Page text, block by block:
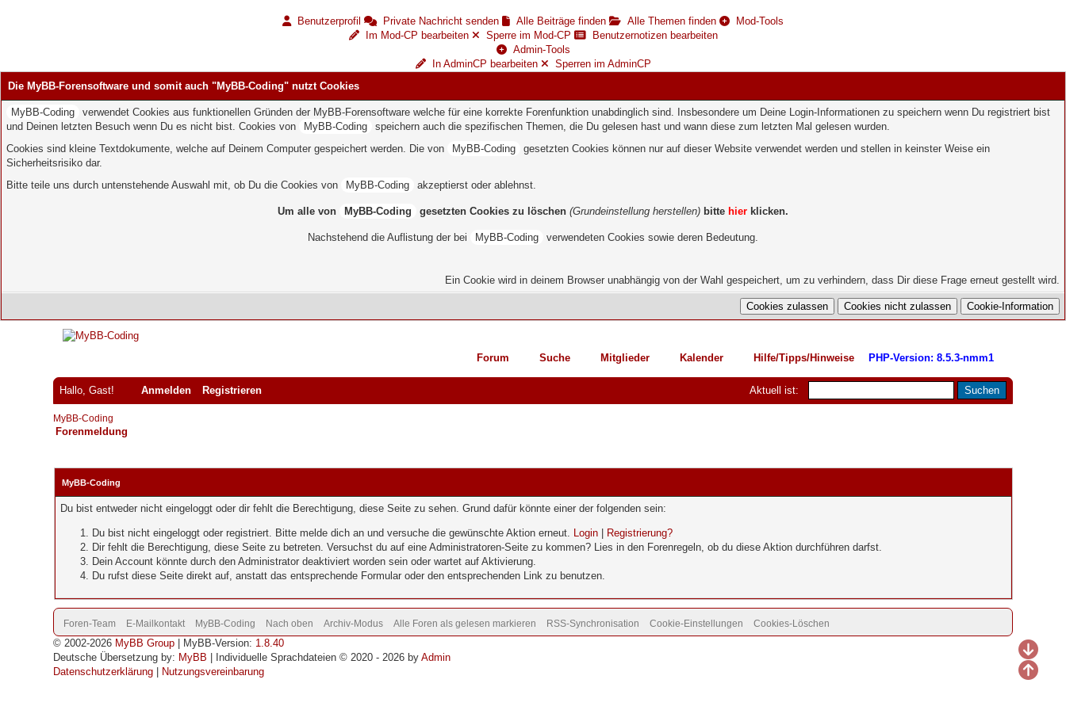
Benutzerprofil Private Nachricht senden Alle Beiträge finden Alle Themen finden
Mod-Tools
Im Mod-CP bearbeiten
Sperre im Mod-CP
Benutzernotizen bearbeiten
Admin-Tools
In AdminCP bearbeiten
Sperren im AdminCP
Die MyBB-Forensoftware und somit auch "MyBB-Coding" nutzt Cookies
MyBB-Coding
verwendet Cookies aus funktionellen Gründen der MyBB-Forensoftware welche für eine korrekte Forenfunktion unabdinglich sind. Insbesondere um Deine Login-Informationen zu speichern wenn Du registriert bist
und Deinen letzten Besuch wenn Du es nicht bist. Cookies von
MyBB-Coding
speichern auch die spezifischen Themen, die Du gelesen hast und wann diese zum letzten Mal gelesen wurden.
Cookies sind kleine Textdokumente, welche auf Deinem Computer gespeichert werden. Die von
MyBB-Coding
gesetzten Cookies können nur auf dieser Website verwendet werden und stellen in keinster Weise ein
Sicherheitsrisiko dar.
Bitte teile uns durch untenstehende Auswahl mit, ob Du die Cookies von
MyBB-Coding akzeptierst oder ablehnst.
Um alle von MyBB-Coding gesetzten Cookies zu löschen (Grundeinstellung herstellen) bitte hier klicken.
Nachstehend die Auflistung der bei MyBB-Coding verwendeten Cookies sowie deren Bedeutung.
Ein Cookie wird in deinem Browser unabhängig von der Wahl gespeichert, um zu verhindern, dass Dir diese Frage erneut gestellt wird.
Forum Suche Mitglieder Kalender Hilfe/Tipps/Hinweise PHP-Version: 8.5.3-nmm1
Aktuell ist:
Hallo, Gast! Anmelden Registrieren
MyBB-Coding
Forenmeldung
MyBB-Coding
Du bist entweder nicht eingeloggt oder dir fehlt die Berechtigung, diese Seite zu sehen. Grund dafür könnte einer der folgenden sein:
Du bist nicht eingeloggt oder registriert. Bitte melde dich an und versuche die gewünschte Aktion erneut. Login|
Registrierung?
Dir fehlt die Berechtigung, diese Seite zu betreten. Versuchst du auf eine Administratoren-Seite zu kommen? Lies in den Forenregeln, ob du diese Aktion durchführen darfst.
Dein Account könnte durch den Administrator deaktiviert worden sein oder wartet auf Aktivierung.
Du rufst diese Seite direkt auf, anstatt das entsprechende Formular oder den entsprechenden Link zu benutzen.
Foren-Team E-Mailkontakt MyBB-Coding Nach oben Archiv-Modus Alle Foren als gelesen markieren RSS-Synchronisation Cookie-Einstellungen Cookies-Löschen
© 2002-2026 MyBB Group | MyBB-Version: 1.8.40
Deutsche Übersetzung by: MyBB | Individuelle Sprachdateien © 2020 - 2026 byAdmin
Datenschutzerklärung
Nutzungsvereinbarung